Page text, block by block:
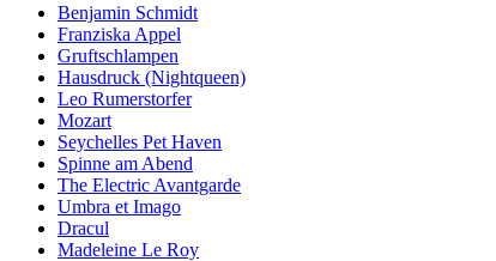
Benjamin Schmidt
Franziska Appel
Gruftschlampen
Hausdruck (Nightqueen)
Leo Rumerstorfer
Mozart
Seychelles Pet Haven
Spinne am Abend
The Electric Avantgarde
Umbra et Imago
Dracul
Madeleine Le Roy